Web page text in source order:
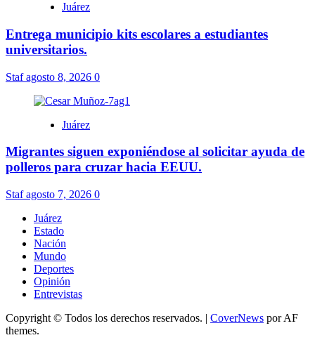
Juárez
Entrega municipio kits escolares a estudiantes
universitarios.
Stafagosto 8, 2026 0
Juárez
Migrantes siguen exponiéndose al solicitar ayuda de
polleros para cruzar hacia EEUU.
Stafagosto 7, 2026 0
Juárez
Estado
Nación
Mundo
Deportes
Opinión
Entrevistas
Copyright © Todos los derechos reservados. | CoverNews por AF
themes.